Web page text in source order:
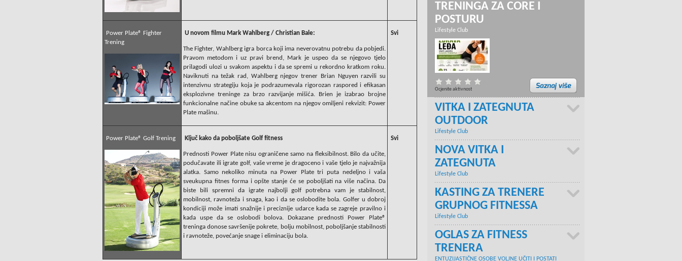
Power Plate® Fighter
Trening
U novom filmu Mark Wahlberg / Christian Bale:
The Fighter, Wahlberg igra borca koji ima neverovatnu potrebu da pobjedi.
Pravom metodom i uz pravi brend, Mark je uspeo da se njegovo tjelo
prilagodi ulozi u svakom aspektu i da se spremi u rekordno kratkom roku.
Naviknuti na težak rad, Wahlberg njegov trener Brian Nguyen razvili su
intenzivnu strategiju koja je podrazumevala rigorozan raspored i efikasan
eksplozivne treninge za brzo razvijanje mišića. Brien je izabrao brojne
funkcionalne načine obuke sa akcentom na njegov omiljeni rekvizit: Power
Plate mašinu.
Svi
Power Plate® Golf Trening Ključ kako da poboljšate Golf fitness
Prednosti Power Plate nisu ograničene samo na fleksibilnost. Bilo da učite,
podučavate ili igrate golf, vaše vreme je dragoceno i vaše tjelo je najvažnija
alatka. Samo nekoliko minuta na Power Plate tri puta nedeljno i vaša
sveukupna fitnes forma i opšte stanje će se poboljšati na više načina. Da
biste bili spremni da igrate najbolji golf potrebna vam je stabilnost,
mobilnost, ravnoteža i snaga, kao i da se oslobodite bola. Golfer u dobroj
kondiciji može imati snažnije i preciznije udarce kada se zagreje pravilno i
kada uspe da se oslobodi bolova. Dokazane prednosti Power Plate®
treninga donose savršenije pokrete, bolju mobilnost, poboljšanje stabilnosti
i ravnoteže, povećanje snage i eliminaciju bola.
Svi
TRENINGA ZA CORE I
POSTURU
Lifestyle Club
Ocjenite aktivnost
VITKA I ZATEGNUTA
OUTDOOR
Lifestyle Club
NOVA VITKA I
ZATEGNUTA
Lifestyle Club
KASTING ZA TRENERE
GRUPNOG FITNESSA
Lifestyle Club
OGLAS ZA FITNESS
TRENERA
ENTUZIJASTIČNE OSOBE VOLJNE UČITI I POSTATI